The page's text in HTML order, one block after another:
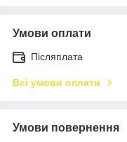
Умови оплати
Післяплата
Всі умови оплати
Умови повернення